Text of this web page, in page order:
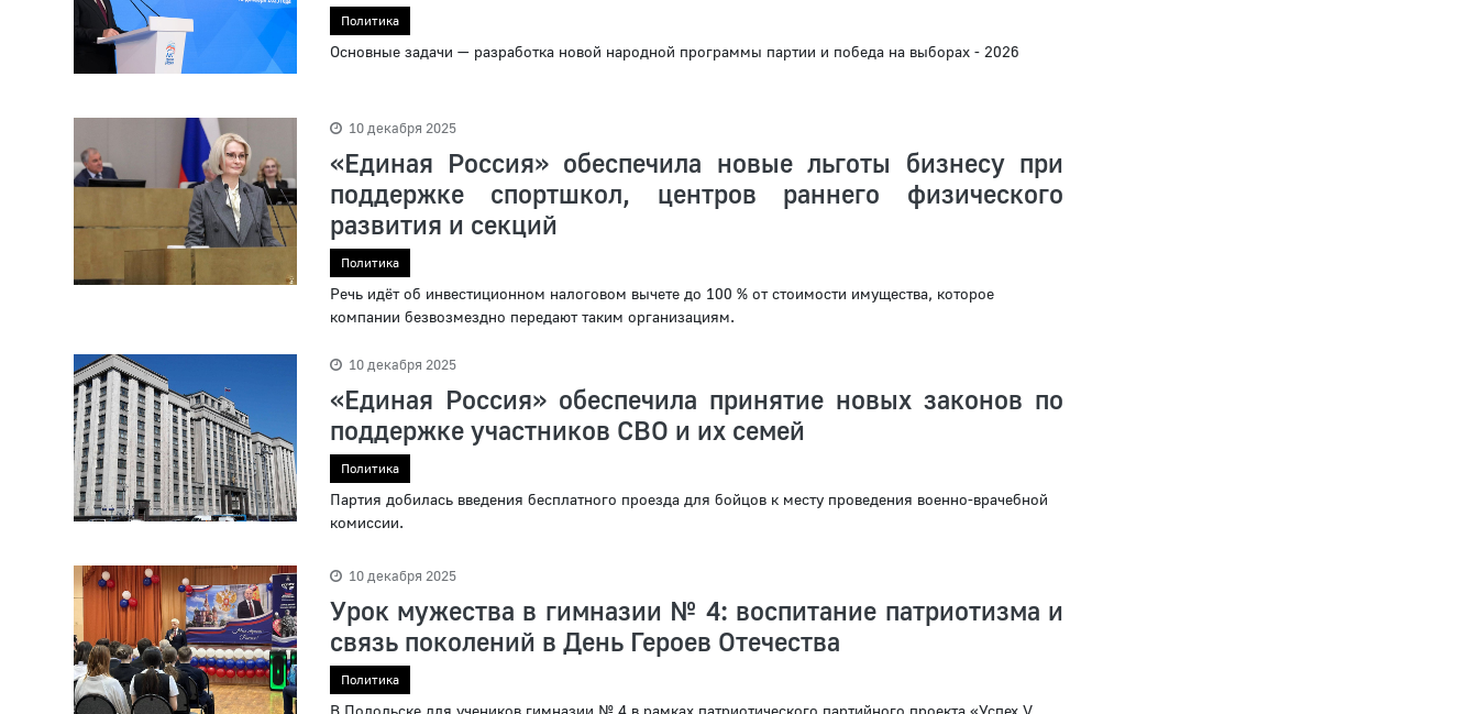
Политика
Основные задачи — разработка новой народной программы партии и победа на выборах - 2026
10 декабря 2025
«Единая Россия» обеспечила новые льготы бизнесу при
поддержке спортшкол, центров раннего физического
развития и секций
Политика
Речь идёт об инвестиционном налоговом вычете до 100 % от стоимости имущества, которое
компании безвозмездно передают таким организациям.
10 декабря 2025
«Единая Россия» обеспечила принятие новых законов по
поддержке участников СВО и их семей
Политика
Партия добилась введения бесплатного проезда для бойцов к месту проведения военно-врачебной
комиссии.
10 декабря 2025
Урок мужества в гимназии № 4: воспитание патриотизма и
связь поколений в День Героев Отечества
Политика
В Подольске для учеников гимназии № 4 в рамках патриотического партийного проекта «Успех V